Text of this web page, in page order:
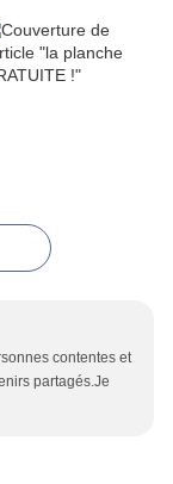
contentes et
partagés.Je